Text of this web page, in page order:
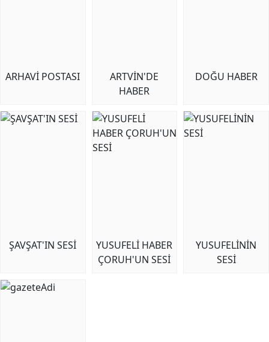
ARHAVİ POSTASI
ARTVİN'DE
HABER
DOĞU HABER
ŞAVŞAT'IN SESİ
YUSUFELİ HABER
ÇORUH'UN SESİ
YUSUFELİNİN
SESİ